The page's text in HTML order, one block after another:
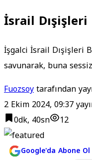
İsrail Dışişleri
İşgalci İsrail Dışişleri
savunarak, buna
Fuozsoytarafından
2 Ekim 2024, 09:37
0dk, 40sn
12
Google'da Abone Ol